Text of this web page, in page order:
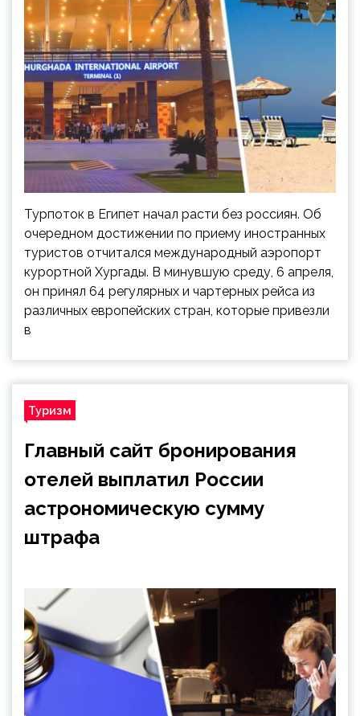
Турпоток в Египет начал расти без россиян. Об
очередном достижении по приему иностранных
туристов отчитался международный аэропорт
курортной Хургады. В минувшую среду, 6 апреля,
он принял 64 регулярных и чартерных рейса из
различных европейских стран, которые привезли
в
Туризм
Главный сайт бронирования
отелей выплатил России
астрономическую сумму
штрафа